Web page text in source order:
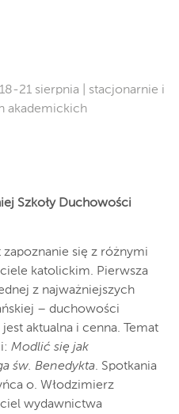
21 sierpnia | stacjonarnie i
akademickich
Szkoły Duchowości
się z różnymi
katolickim. Pierwsza
z najważniejszych
– duchowości
aktualna i cenna. Temat
Modlić się jak
św. Benedykta. Spotkania
o. Włodzimierz
wydawnictwa